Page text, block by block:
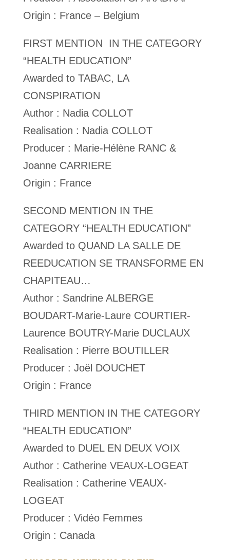
Origin : France – Belgium
FIRST MENTION IN THE CATEGORY
“HEALTH EDUCATION”
Awarded to TABAC, LA
CONSPIRATION
Author : Nadia COLLOT
Realisation : Nadia COLLOT
Producer : Marie-Hélène RANC &
Joanne CARRIERE
Origin : France
SECOND MENTION IN THE
CATEGORY “HEALTH EDUCATION”
Awarded to QUAND LA SALLE DE
REEDUCATION SE TRANSFORME EN
CHAPITEAU…
Author : Sandrine ALBERGE
BOUDART-Marie-Laure COURTIER-
Laurence BOUTRY-Marie DUCLAUX
Realisation : Pierre BOUTILLER
Producer : Joël DOUCHET
Origin : France
THIRD MENTION IN THE CATEGORY
“HEALTH EDUCATION”
Awarded to DUEL EN DEUX VOIX
Author : Catherine VEAUX-LOGEAT
Realisation : Catherine VEAUX-
LOGEAT
Producer : Vidéo Femmes
Origin : Canada